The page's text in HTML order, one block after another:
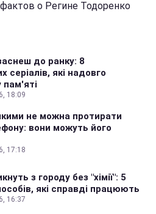
о Регине Тодоренко
до ранку: 8
серіалів, які надовго
пам'яті
18:09
не можна протирати
вони можуть його
17:18
з городу без "хімії": 5
які справді працюють
16:37